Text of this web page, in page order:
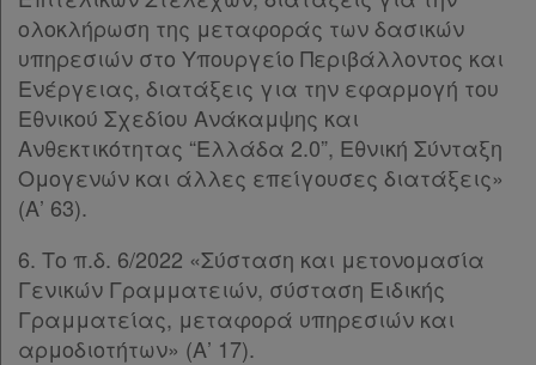
ολοκλήρωση της μεταφοράς των δασικών
υπηρεσιών στο Υπουργείο Περιβάλλοντος και
Ενέργειας, διατάξεις για την εφαρμογή του
Εθνικού Σχεδίου Ανάκαμψης και
Ανθεκτικότητας “Ελλάδα 2.0”, Εθνική Σύνταξη
Ομογενών και άλλες επείγουσες διατάξεις»
(Α’ 63).
6. Το π.δ. 6/2022 «Σύσταση και μετονομασία
Γενικών Γραμματειών, σύσταση Ειδικής
Γραμματείας, μεταφορά υπηρεσιών και
αρμοδιοτήτων» (Α’ 17).